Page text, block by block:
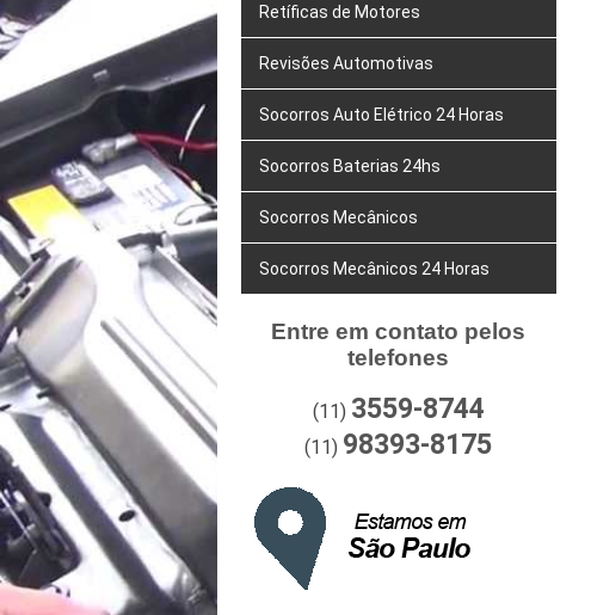
Retíficas de Motores
Revisões Automotivas
Socorros Auto Elétrico 24 Horas
Socorros Baterias 24hs
Socorros Mecânicos
Socorros Mecânicos 24 Horas
Entre em contato pelos
telefones
(11) 3559-8744
(11) 98393-8175